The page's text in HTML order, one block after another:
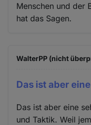
Menschen und der
hat das Sagen.
WalterPP (nicht
Das ist aber
Das ist aber eine
und Taktik. Weil